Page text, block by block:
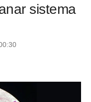
sistema